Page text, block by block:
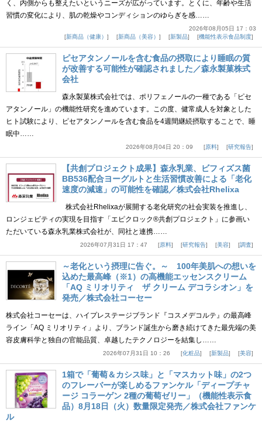
く、内側からも整えたいというニーズが広がっています。とくに、年齢や生活
習慣の変化により、肌の乾燥やコンディションのゆらぎを感……
2026年08月05日 17：03
新商品（健康）
新商品（美容） 新製品 機能性表示食品制度
ピセアタンノールを含む食品の摂取により睡眠の質
が改善する可能性が確認されました／森永製菓株式
会社
森永製菓株式会社では、ポリフェノールの一種である「ピセ
アタンノール」の機能性研究を進めています。この度、健常成人を対象とした
ヒト試験により、ピセアタンノールを含む食品を4週間継続摂取することで、睡
眠中……
2026年08月04日 20：09 原料 研究報告
【共創プロジェクト成果】森永乳業、ビフィズス菌
BB536配合ヨーグルトと生活習慣改善による「老化
速度の減速」の可能性を確認／株式会社Rhelixa
株式会社Rhelixaが展開する老化研究の社会実装を推進し、
ロンジェビティの実現を目指す「エピクロック®共創プロジェクト」に参画い
ただいている森永乳業株式会社が、同社と連携……
2026年07月31日 17：47 原料 研究報告 美容 調査
～老化という摂理に告ぐ。～ 100年美肌への想いを
込めた最高峰（※1）の高機能エッセンスクリーム
「AQ ミリオリティ ザ クリーム デコラシオン」を
発売／株式会社コーセー
株式会社コーセーは、ハイプレステージブランド『コスメデコルテ』の最高峰
ライン「AQ ミリオリティ」より、ブランド誕生から磨き続けてきた最先端の美
容皮膚科学と独自の官能品質、卓越したテクノロジーを結集し……
2026年07月31日 10：26 化粧品 新製品 美容
1箱で「葡萄＆カシス味」と「マスカット味」の2つ
のフレーバーが楽しめるファンケル「ディープチャ
ージ コラーゲン 2種の葡萄ゼリー」（機能性表示食
品）8月18日（火）数量限定発売／株式会社ファンケ
ル